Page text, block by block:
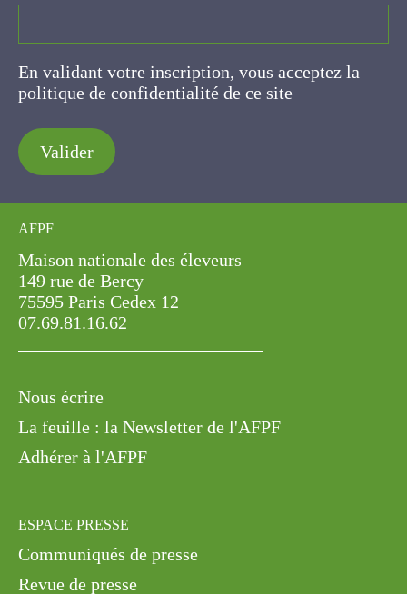
En validant votre inscription, vous acceptez la
politique de confidentialité de ce site
Valider
AFPF
Maison nationale des éleveurs
149 rue de Bercy
75595 Paris Cedex 12
07.69.81.16.62
Nous écrire
La feuille : la Newsletter de l'AFPF
Adhérer à l'AFPF
ESPACE PRESSE
Communiqués de presse
Revue de presse